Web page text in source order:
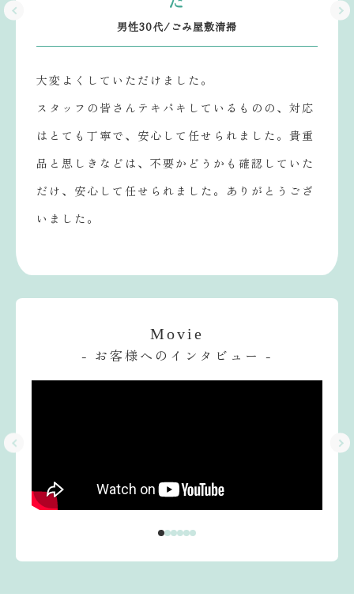
男性30代/ごみ屋敷清掃
大変よくしていただけました。
スタッフの皆さんテキパキしているものの、対応
はとても丁寧で、安心して任せられました。貴重
品と思しきなどは、不要かどうかも確認していた
だけ、安心して任せられました。ありがとうござ
いました。
Movie
- お客様へのインタビュー -